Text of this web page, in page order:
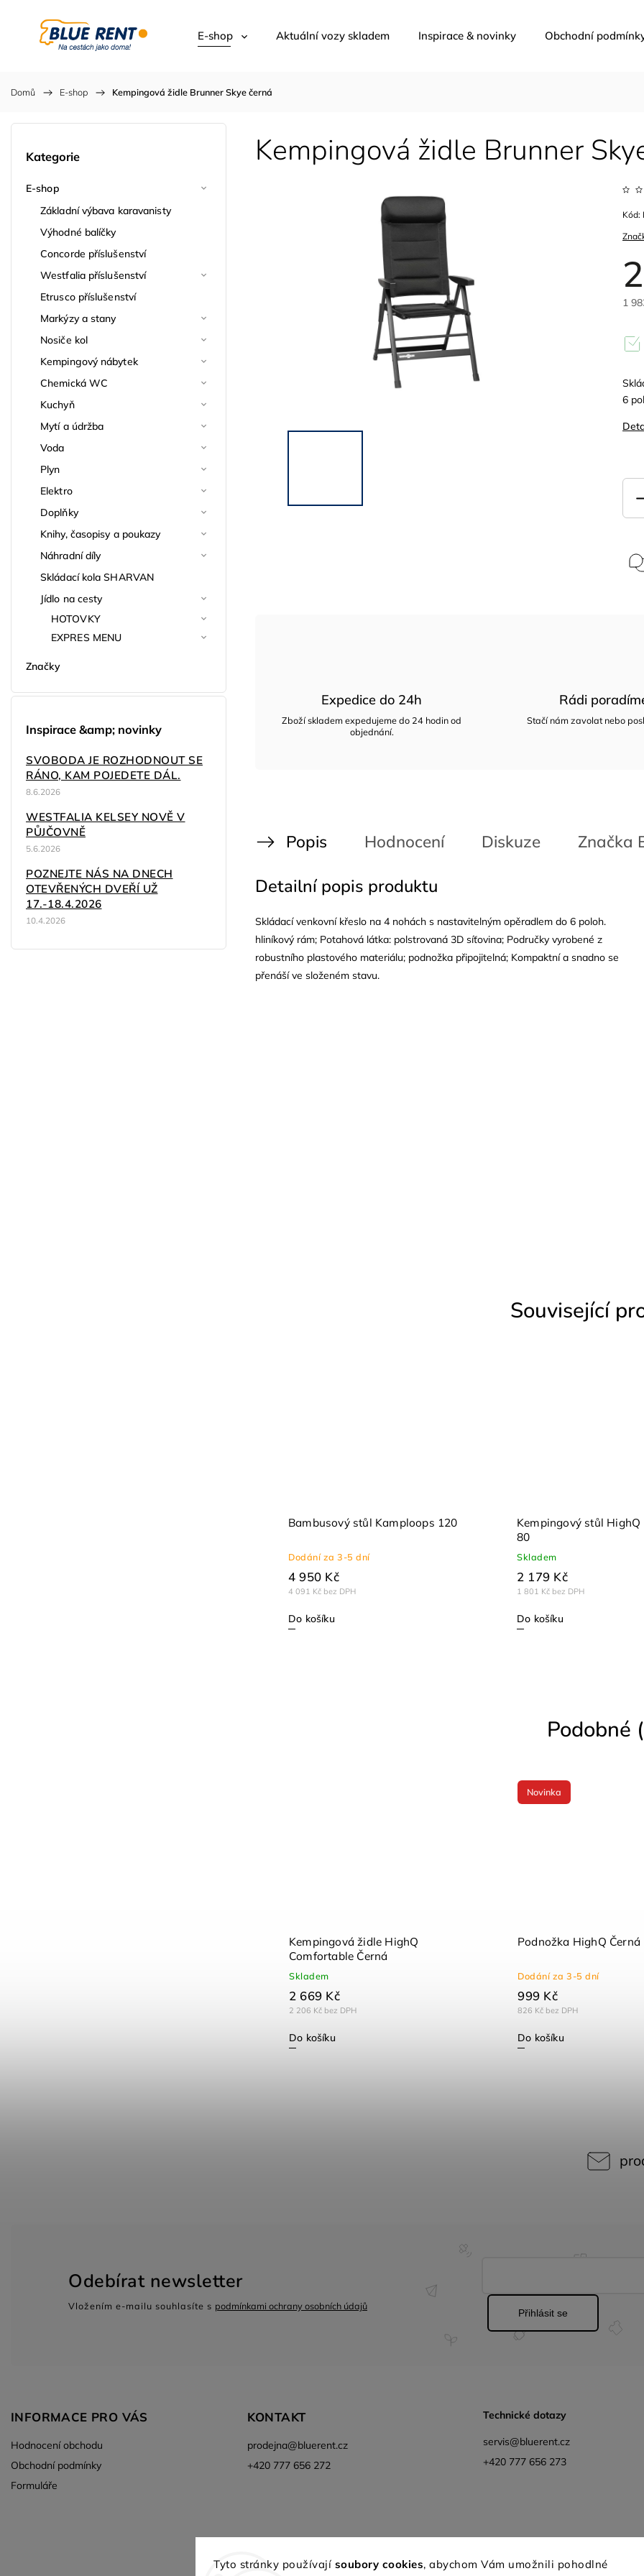
Tyto stránky používají soubory cookies, abychom Vám umožnili pohodlné
E-shop Aktuální vozy skladem Inspirace & novinky Obchodní
Domů / E-shop / Kempingová židle Brunner Skye černá
Kategorie
E-shop
Základní výbava karavanisty
Výhodné balíčky
Concorde příslušenství
Westfalia příslušenství
Etrusco příslušenství
Markýzy a stany
Nosiče kol
Kempingový nábytek
Chemická WC
Kuchyň
Mytí a údržba
Voda
Plyn
Elektro
Doplňky
Knihy, časopisy a poukazy
Náhradní díly
Skládací kola SHARVAN
Jídlo na cesty
HOTOVKY
EXPRES MENU
Značky
Inspirace &amp; novinky
SVOBODA JE ROZHODNOUT SE
RÁNO, KAM POJEDETE DÁL.
8.6.2026
WESTFALIA KELSEY NOVĚ V
PŮJČOVNĚ
5.6.2026
POZNEJTE NÁS NA DNECH
OTEVŘENÝCH DVEŘÍ UŽ
17.-18.4.2026
10.4.2026
Kempingová židle Brunner
1
Kód:
6
Expedice do 24h
Zboží skladem expedujeme do 24 hodin od
objednání.
Rádi
Stačí nám zavolat nebo
Popis Hodnocení Diskuze Značka
Detailní popis produktu
Skládací venkovní křeslo na 4 nohách s nastavitelným opěradlem do 6 poloh.
hliníkový rám; Potahová látka: polstrovaná 3D síťovina; Područky vyrobené z
robustního plastového materiálu; podnožka připojitelná; Kompaktní a snadno se
přenáší ve složeném stavu.
Související
Bambusový stůl Kamploops 120
Dodání za 3-5 dní
4 091 Kč bez DPH
4 950 Kč
Do košíku
Kempingový stůl HighQ
80
Skladem
1 801 Kč bez DPH
2 179 Kč
Do košíku
Podobné
Kempingová židle HighQ
Comfortable Černá
Skladem
2 206 Kč bez DPH
2 669 Kč
Do košíku
Novinka
Podnožka HighQ Černá
Dodání za 3-5 dní
826 Kč bez DPH
999 Kč
Do košíku
Odebírat newsletter
Vložením e-mailu souhlasíte s podmínkami ochrany osobních údajů
Přihlásit se
INFORMACE PRO VÁS
Hodnocení obchodu
Obchodní podmínky
Formuláře
KONTAKT
prodejna@bluerent.cz
+420 777 656 272
Technické dotazy
servis@bluerent.cz
+420 777 656 273